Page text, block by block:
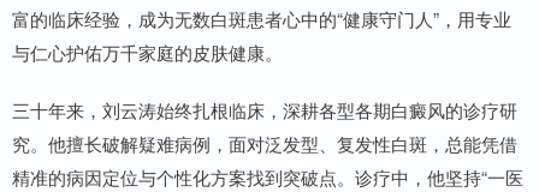
富的临床经验，成为无数白斑患者心中的“健康守门人”，用专业
与仁心护佑万千家庭的皮肤健康。
三十年来，刘云涛始终扎根临床，深耕各型各期白癜风的诊疗研
究。他擅长破解疑难病例，面对泛发型、复发性白斑，总能凭借
精准的病因定位与个性化方案找到突破点。诊疗中，他坚持“一医